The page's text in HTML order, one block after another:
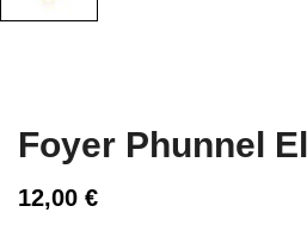
Foyer Phunnel
12,00 €